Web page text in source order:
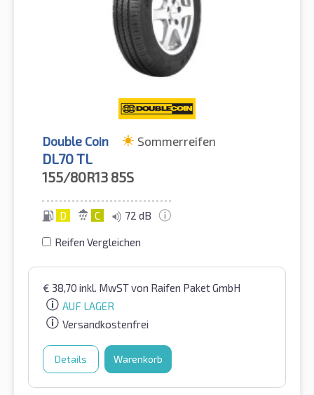
Double Coin Sommerreifen
DL70 TL
155/80R13 85S
D C 72 dB
Reifen Vergleichen
€ 38,70 inkl. MwSTvon Raifen Paket GmbH
AUF LAGER
Versandkostenfrei
Details Warenkorb